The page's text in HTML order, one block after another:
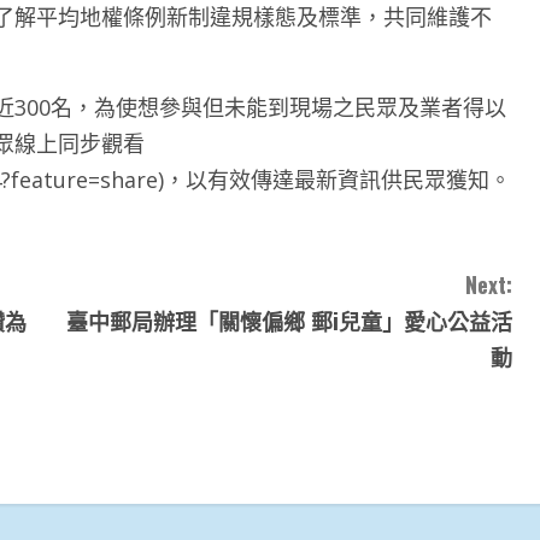
平均地權條例新制違規樣態及標準，共同維護不
名，為使想參與但未能到現場之民眾及業者得以
線上同步觀看
，以有效傳達最新資訊供民眾獲知。
Next:
臺中郵局辦理「關懷偏鄉 郵i兒童」愛心公益活
動